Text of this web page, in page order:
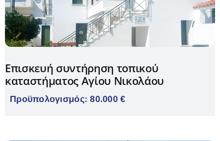
Επισκευή συντήρηση τοπικού
καταστήματος Αγίου Νικολάου
Προϋπολογισμός: 80.000 €